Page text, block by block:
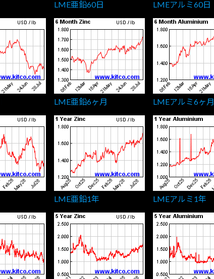
LME亜鉛60日 LMEアルミ60日
LME亜鉛6ヶ月 LMEアルミ6ヶ月
LME亜鉛1年 LMEアルミ1年